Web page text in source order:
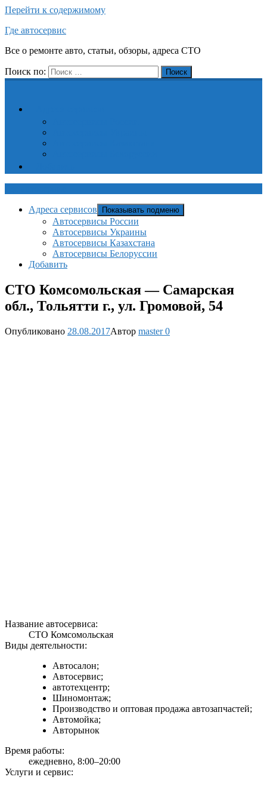
Перейти к содержимому
Где автосервис
Все о ремонте авто, статьи, обзоры, адреса СТО
Поиск по: Поиск
Адреса сервисов Показывать подменю
Автосервисы России
Автосервисы Украины
Автосервисы Казахстана
Автосервисы Белоруссии
Добавить
СТО Комсомольская — Самарская
обл., Тольятти г., ул. Громовой, 54
Опубликовано 28.08.2017Автор master0
Название автосервиса:
СТО Комсомольская
Виды деятельности:
Автосалон;
Автосервис;
автотехцентр;
Шиномонтаж;
Производство и оптовая продажа автозапчастей;
Автомойка;
Авторынок
Время работы:
ежедневно, 8:00–20:00
Услуги и сервис: